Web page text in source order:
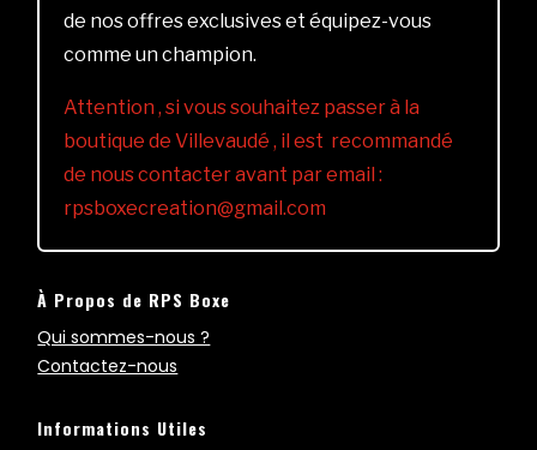
de nos offres exclusives et équipez-vous
comme un champion.
Attention , si vous souhaitez passer à la
boutique de Villevaudé , il est recommandé
de nous contacter avant par email :
rpsboxecreation@gmail.com
À Propos de RPS Boxe
Qui sommes-nous ?
Contactez-nous
Informations Utiles